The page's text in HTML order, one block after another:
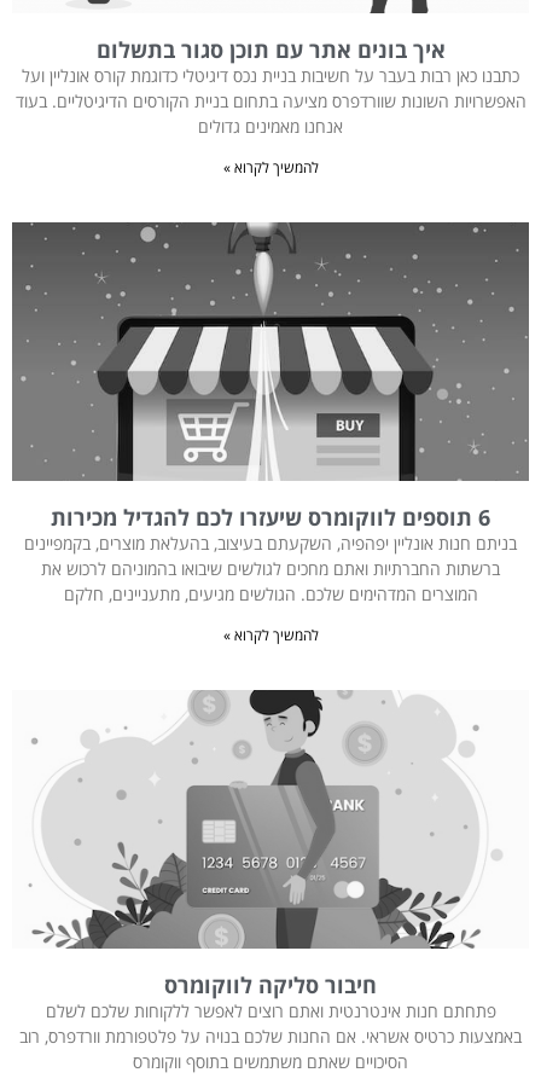
איך בונים אתר עם תוכן סגור בתשלום
כתבנו כאן רבות בעבר על חשיבות בניית נכס דיגיטלי כדוגמת קורס אונליין ועל
האפשרויות השונות שוורדפרס מציעה בתחום בניית הקורסים הדיגיטליים. בעוד
אנחנו מאמינים גדולים
להמשיך לקרוא »
6 תוספים לווקומרס שיעזרו לכם להגדיל מכירות
בניתם חנות אונליין יפהפיה, השקעתם בעיצוב, בהעלאת מוצרים, בקמפיינים
ברשתות החברתיות ואתם מחכים לגולשים שיבואו בהמוניהם לרכוש את
המוצרים המדהימים שלכם. הגולשים מגיעים, מתעניינים, חלקם
להמשיך לקרוא »
חיבור סליקה לווקומרס
פתחתם חנות אינטרנטית ואתם רוצים לאפשר ללקוחות שלכם לשלם
באמצעות כרטיס אשראי. אם החנות שלכם בנויה על פלטפורמת וורדפרס, רוב
הסיכויים שאתם משתמשים בתוסף ווקומרס